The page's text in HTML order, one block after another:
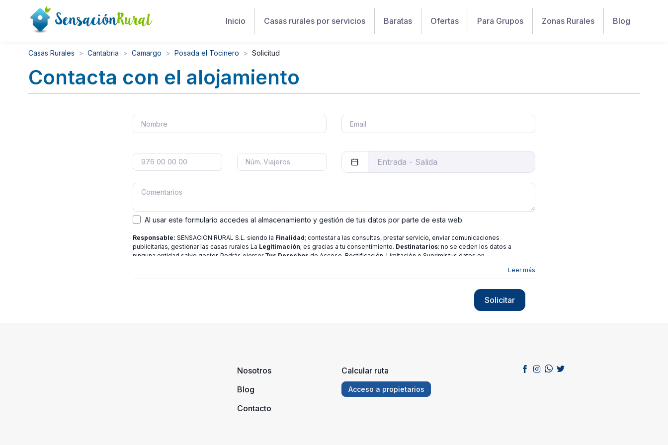
Inicio Casas rurales por servicios Baratas Ofertas Para Grupos Zonas Rurales Blog
Casas Rurales Cantabria Camargo Posada el Tocinero Solicitud
Contacta con el alojamiento
Al usar este formulario accedes al almacenamiento y gestión de tus datos por parte de esta web.
Responsable: SENSACION RURAL S.L. siendo la Finalidad; contestar a las consultas, prestar servicio, enviar comunicaciones
publicitarias, gestionar las casas rurales La Legitimación; es gracias a tu consentimiento. Destinatarios: no se ceden los datos a
ninguna entidad salvo gestor. Podrás ejercer Tus Derechos de Acceso, Rectificación, Limitación o Suprimir tus datos en
Leer más
Solicitar
Nosotros
Blog
Contacto
Calcular ruta
Acceso a propietarios